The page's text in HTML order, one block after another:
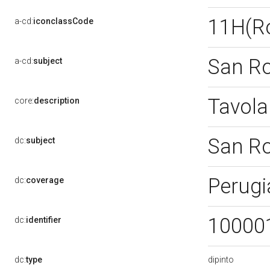
a-cd:iconclassCode
a-cd:subject San
core:description
dc:subject San
dc:coverage
dc:identifier
dc:type dipinto